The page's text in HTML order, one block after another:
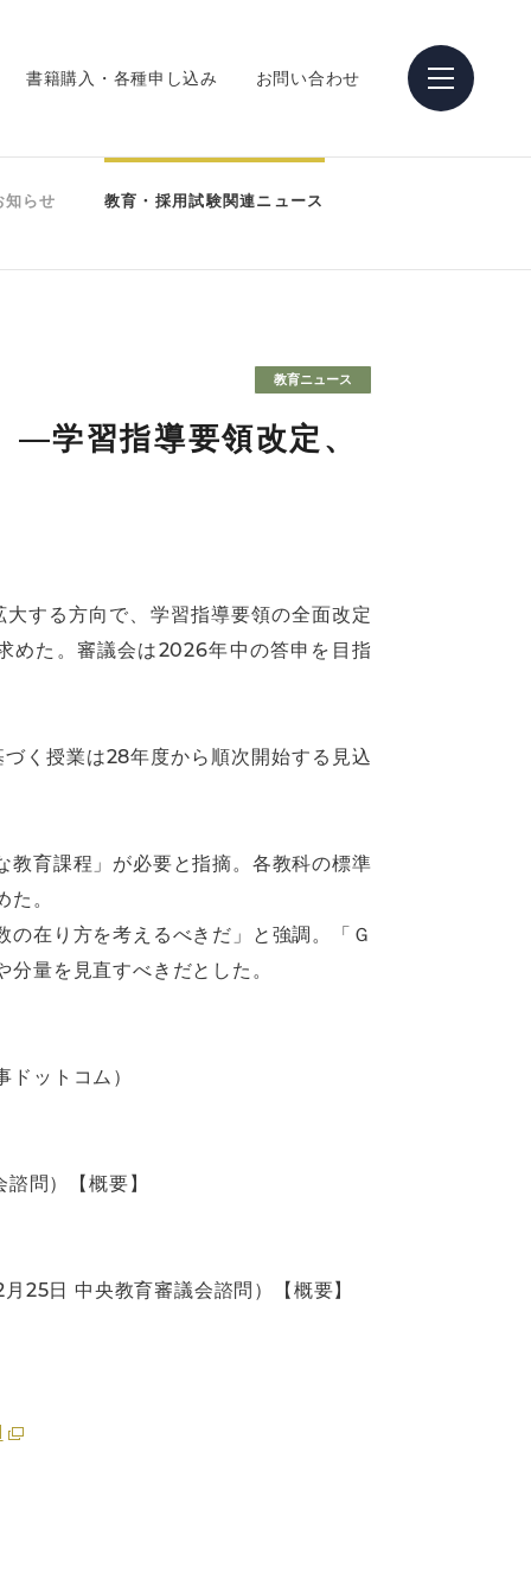
書籍購入・各種申し込み お問い合わせ
知らせ 教育・採用試験関連ニュース
教育ニュース
学習指導要領改定、
する方向で、学習指導要領の全面改定
めた。審議会は2026年中の答申を目指
く授業は28年度から順次開始する見込
教育課程」が必要と指摘。各教科の標準
。
在り方を考えるべきだ」と強調。「Ｇ
量を見直すべきだとした。
ットコム）
問）【概要】
25日 中央教育審議会諮問）【概要】